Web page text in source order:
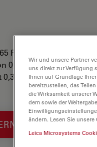
PH2 hat eine
0,65. Für
mm freiem
Wir und unsere Partner
uns direkt zur Verfügung
Ihnen auf Grundlage
bereitzustellen, das
die Wirksamkeit unserer
dem sowie der
ändern. Lesen Sie
Leica Microsystems